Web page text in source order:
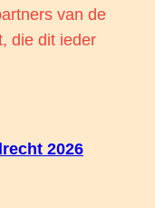
van de
die dit ieder
2026